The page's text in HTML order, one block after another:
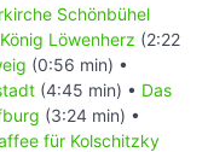
Schönbühel
König Löwenherz (2:22
(0:56 min) •
(4:45 min) • Das
(3:24 min) •
für Kolschitzky